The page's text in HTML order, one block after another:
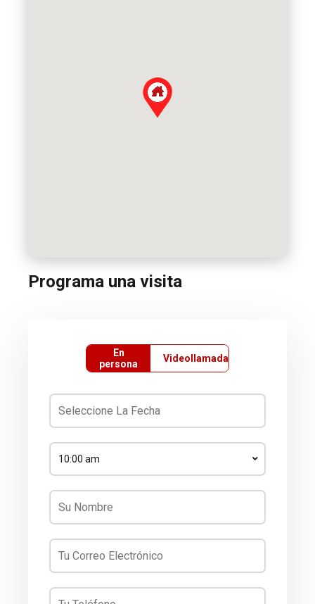
Programa una visita
En
persona
Videollamada
10:00 am